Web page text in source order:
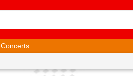
Concerts